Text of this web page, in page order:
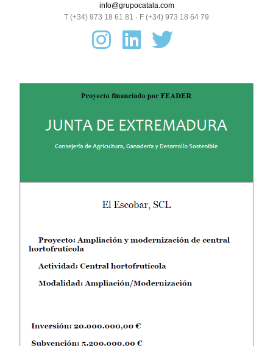
info@grupocatala.com
T (+34) 973 18 61 81 · F (+34) 973 18 64 79